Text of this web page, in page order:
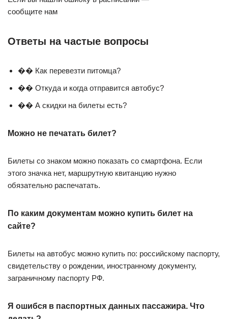
сообщите нам
Ответы на частые вопросы
�� Как перевезти питомца?
�� Откуда и когда отправится автобус?
�� А скидки на билеты есть?
Можно не печатать билет?
Билеты со знаком можно показать со смартфона. Если
этого значка нет, маршрутную квитанцию нужно
обязательно распечатать.
По каким документам можно купить билет на
сайте?
Билеты на автобус можно купить по: российскому паспорту,
свидетельству о рождении, иностранному документу,
заграничному паспорту РФ.
Я ошибся в паспортных данных пассажира. Что